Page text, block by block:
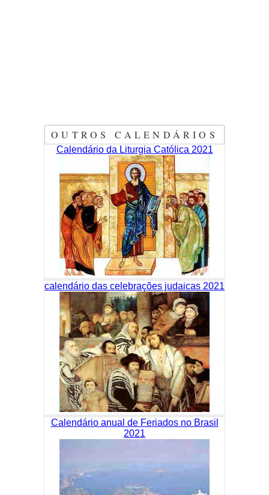
OUTROS CALENDÁRIOS
Calendário da Liturgia Católica 2021
calendário das celebrações judaicas 2021
Calendário anual de Feriados no Brasil
2021